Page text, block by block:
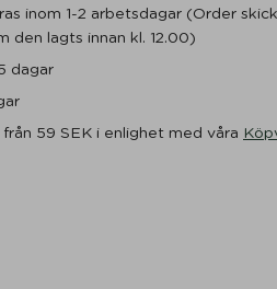
inom 1-2 arbetsdagar (Order
den lagts innan kl. 12.00)
dagar
59 SEK i enlighet med våra